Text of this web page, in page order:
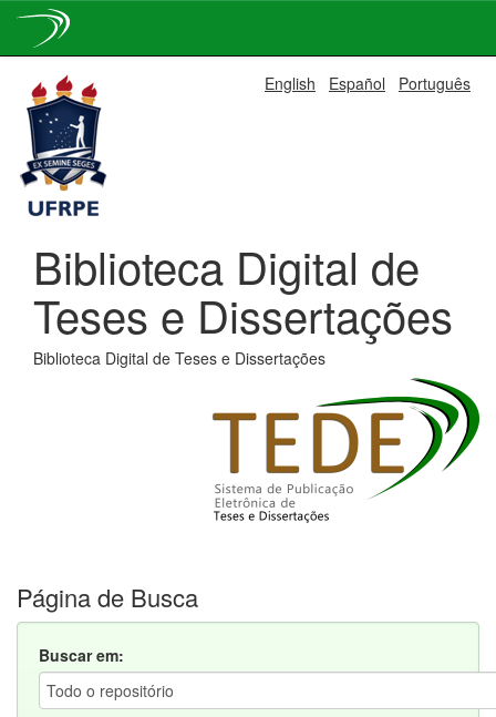
navigation
English Español Português
Biblioteca Digital de
Teses e Dissertações
Biblioteca Digital de Teses e Dissertações
Página de Busca
Buscar em: